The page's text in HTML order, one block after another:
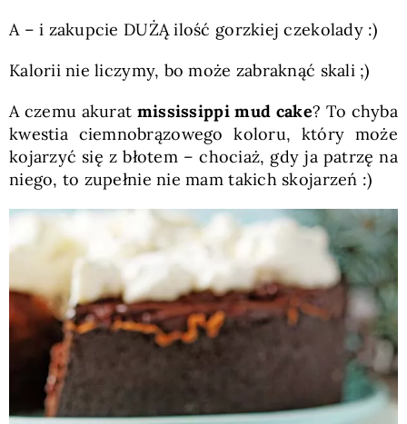
A – i zakupcie DUŻĄ ilość gorzkiej czekolady :)
Kalorii nie liczymy, bo może zabraknąć skali ;)
A czemu akurat mississippi mud cake? To chyba
kwestia ciemnobrązowego koloru, który może
kojarzyć się z błotem – chociaż, gdy ja patrzę na
niego, to zupełnie nie mam takich skojarzeń :)